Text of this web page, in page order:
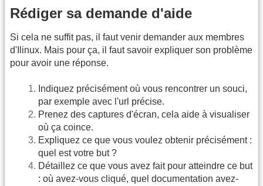
Rédiger sa demande d'aide
Si cela ne suffit pas, il faut venir demander aux membres
d'Ilinux. Mais pour ça, il faut savoir expliquer son problème
pour avoir une réponse.
Indiquez précisément où vous rencontrer un souci,
par exemple avec l'url précise.
Prenez des captures d'écran, cela aide à visualiser
où ça coince.
Expliquez ce que vous voulez obtenir précisément :
quel est votre but ?
Détaillez ce que vous avez fait pour atteindre ce but
: où avez-vous cliqué, quel documentation avez-